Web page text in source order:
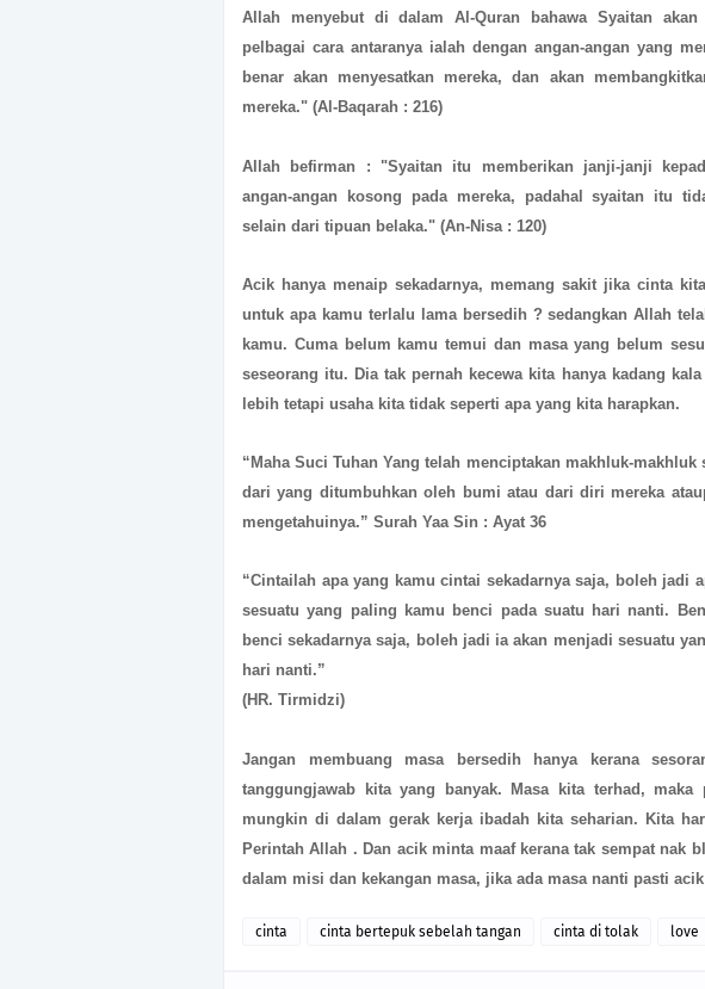
Allah menyebut di dalam Al-Quran bahawa Syaitan akan
pelbagai cara antaranya ialah dengan angan-angan yang
benar akan menyesatkan mereka, dan akan
mereka." (Al-Baqarah : 216)
Allah befirman : "Syaitan itu memberikan janji-janji
angan-angan kosong pada mereka, padahal syaitan itu
selain dari tipuan belaka." (An-Nisa : 120)
Acik hanya menaip sekadarnya, memang sakit jika cinta
untuk apa kamu terlalu lama bersedih ? sedangkan Allah
kamu. Cuma belum kamu temui dan masa yang belum
seseorang itu. Dia tak pernah kecewa kita hanya kadang
lebih tetapi usaha kita tidak seperti apa yang kita harapkan.
“Maha Suci Tuhan Yang telah menciptakan makhluk-makhluk
dari yang ditumbuhkan oleh bumi atau dari diri mereka
mengetahuinya.” Surah Yaa Sin : Ayat 36
“Cintailah apa yang kamu cintai sekadarnya saja, boleh jadi
sesuatu yang paling kamu benci pada suatu hari nanti.
benci sekadarnya saja, boleh jadi ia akan menjadi sesuatu
hari nanti.”
(HR. Tirmidzi)
Jangan membuang masa bersedih hanya kerana
tanggungjawab kita yang banyak. Masa kita terhad, maka
mungkin di dalam gerak kerja ibadah kita seharian. Kita
Perintah Allah . Dan acik minta maaf kerana tak sempat nak
dalam misi dan kekangan masa, jika ada masa nanti pasti
cinta cinta bertepuk sebelah tangan cinta di tolak love